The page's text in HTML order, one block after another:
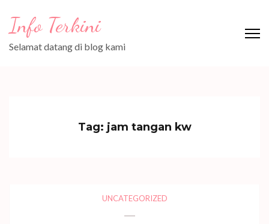
konten
(Tekan
Info Terkini
Selamat datang di blog kami
Tag: jam tangan kw
UNCATEGORIZED